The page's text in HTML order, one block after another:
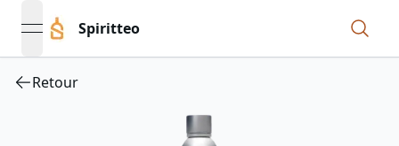
open navigation menu
Spiritteo
Retour